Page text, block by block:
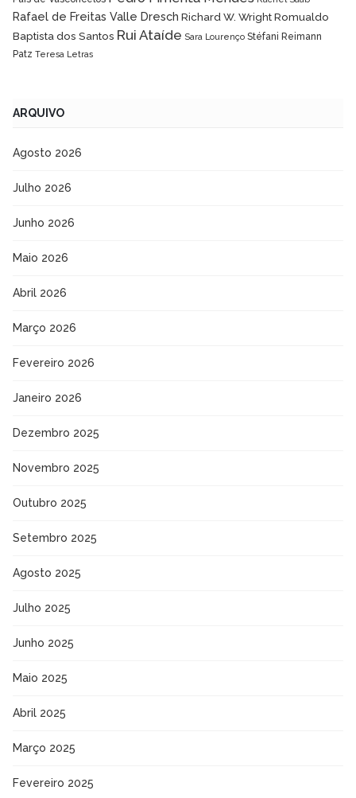
Rafael de Freitas Valle Dresch Richard W. WrightRomualdo
Baptista dos Santos Rui Ataíde Sara Lourenço Stéfani Reimann
Patz Teresa Letras
ARQUIVO
Agosto 2026
Julho 2026
Junho 2026
Maio 2026
Abril 2026
Março 2026
Fevereiro 2026
Janeiro 2026
Dezembro 2025
Novembro 2025
Outubro 2025
Setembro 2025
Agosto 2025
Julho 2025
Junho 2025
Maio 2025
Abril 2025
Março 2025
Fevereiro 2025